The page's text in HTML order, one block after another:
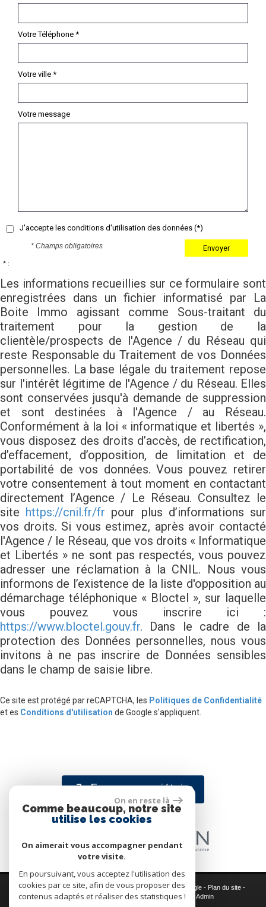
Votre Téléphone *
Votre ville *
Votre message
J'accepte les conditions d'utilisation des données (*)
Envoyer
* Champs obligatoires
* :
Les informations recueillies sur ce formulaire sont
enregistrées dans un fichier informatisé par La
Boite Immo agissant comme Sous-traitant du
traitement pour la gestion de la
clientèle/prospects de l'Agence / du Réseau qui
reste Responsable du Traitement de vos Données
personnelles. La base légale du traitement repose
sur l'intérêt légitime de l'Agence / du Réseau. Elles
sont conservées jusqu'à demande de suppression
et sont destinées à l'Agence / au Réseau.
Conformément à la loi « informatique et libertés »,
vous disposez des droits d’accès, de rectification,
d’effacement, d’opposition, de limitation et de
portabilité de vos données. Vous pouvez retirer
votre consentement à tout moment en contactant
directement l’Agence / Le Réseau. Consultez le
site https://cnil.fr/fr pour plus d’informations sur
vos droits. Si vous estimez, après avoir contacté
l'Agence / le Réseau, que vos droits « Informatique
et Libertés » ne sont pas respectés, vous pouvez
adresser une réclamation à la CNIL. Nous vous
informons de l’existence de la liste d'opposition au
démarchage téléphonique « Bloctel », sur laquelle
vous pouvez vous inscrire ici :
https://www.bloctel.gouv.fr. Dans le cadre de la
protection des Données personnelles, nous vous
invitons à ne pas inscrire de Données sensibles
dans le champ de saisie libre.
Ce site est protégé par reCAPTCHA, les Politiques de Confidentialité
et es Conditions d'utilisation de Google s'appliquent.
Espace propriétaire
© 2026 | Tous droits réservés | Traduction powered by Google - Plan du site-
Mentions légales-Nos honoraires-Partenaires Admin
On en reste là
Comme beaucoup, notre site
utilise les cookies
On aimerait vous accompagner pendant
votre visite.
En poursuivant, vous acceptez l'utilisation des
cookies par ce site, afin de vous proposer des
contenus adaptés et réaliser des statistiques !